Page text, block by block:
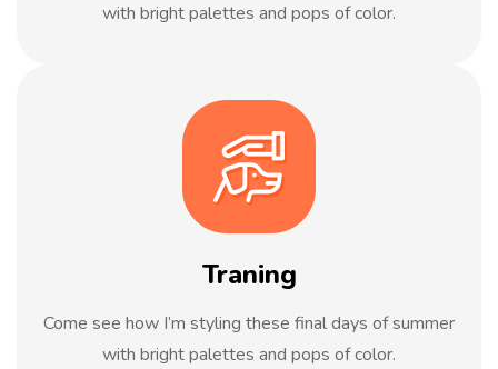
with bright palettes and pops of color.
Traning
Come see how I’m styling these final days of summer
with bright palettes and pops of color.